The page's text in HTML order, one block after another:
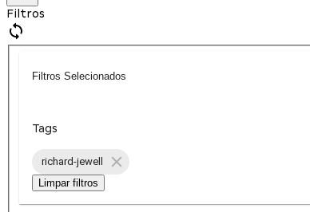
Filtros
Filtros Selecionados
Tags
richard-jewell
Limpar filtros